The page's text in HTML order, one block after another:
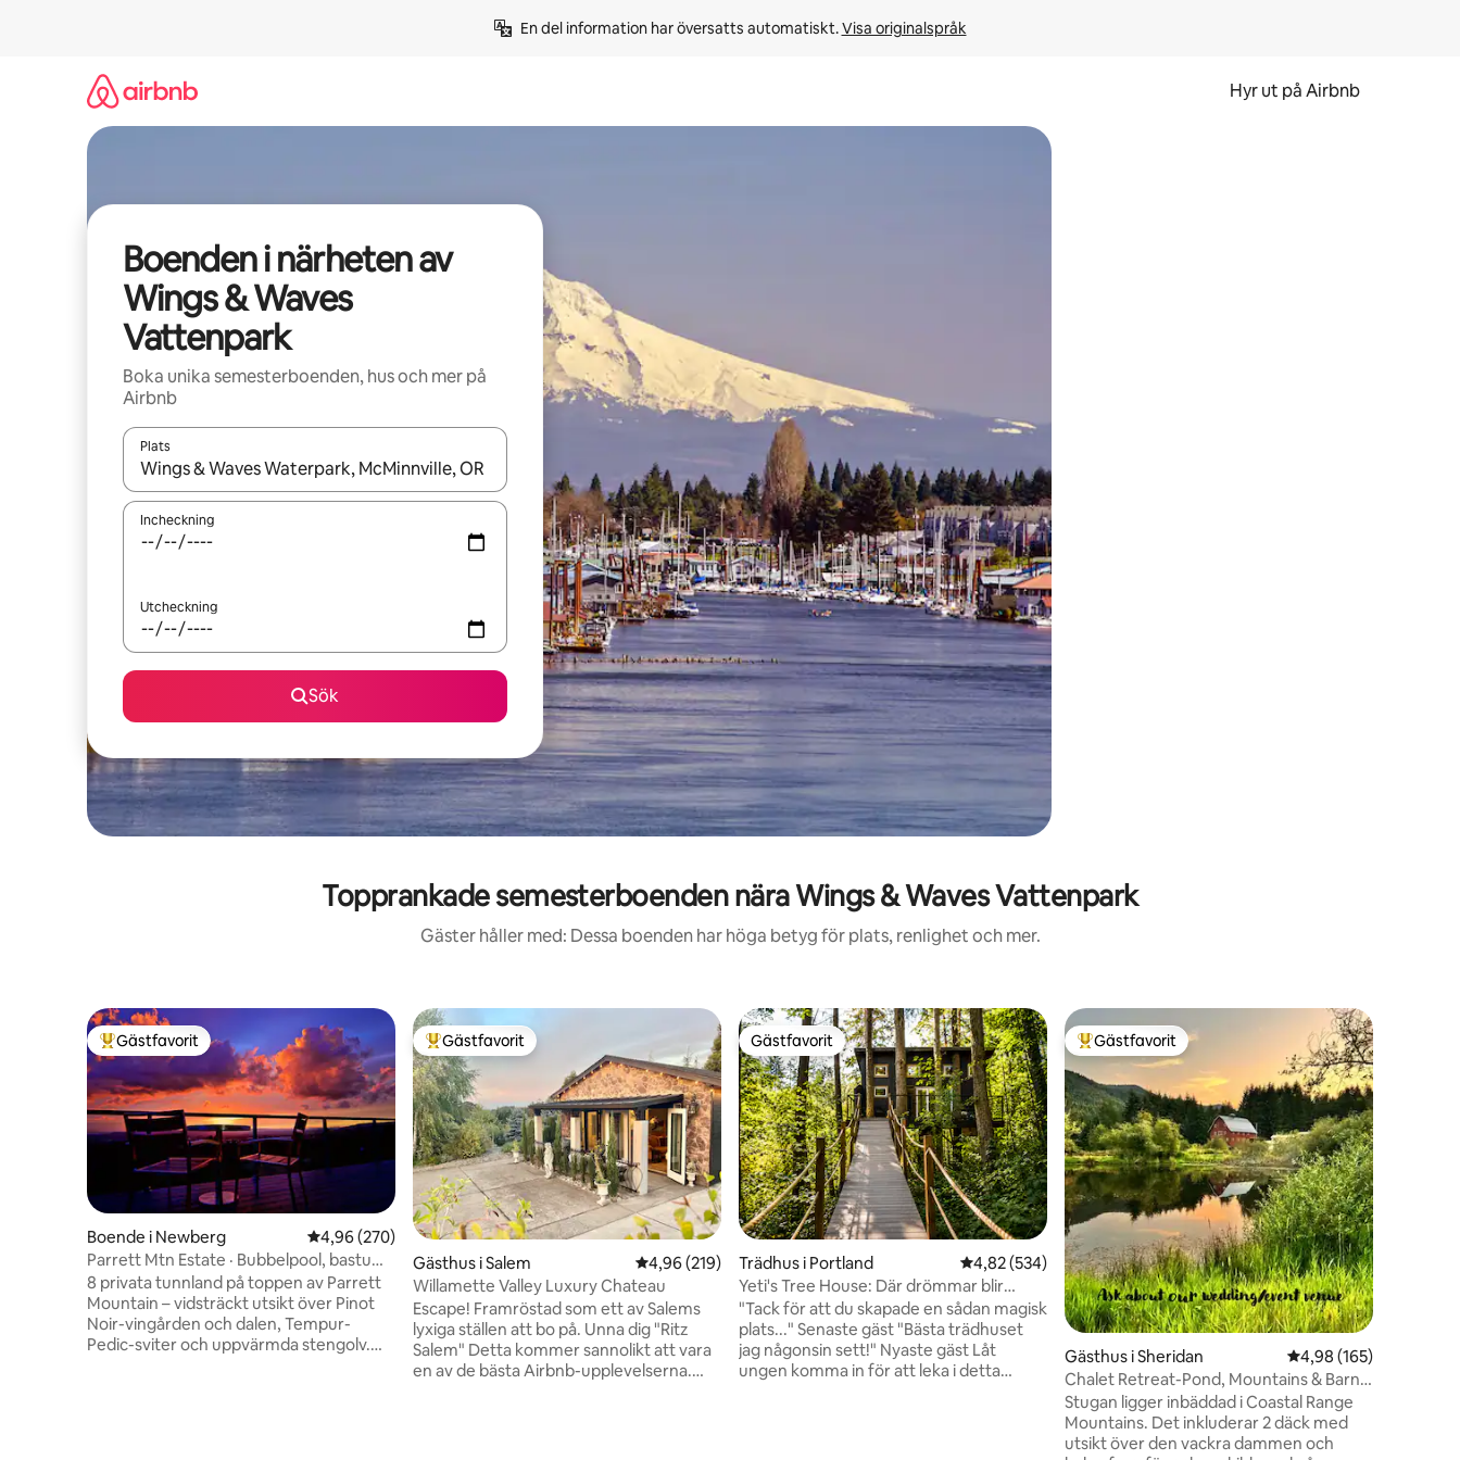
En del information har översatts automatiskt. Visa originalspråk
Hyr ut på Airbnb
Boenden i närheten av
Wings & Waves
Vattenpark
Boka unika semesterboenden, hus och mer på
Airbnb
Plats
När resultaten är tillgängliga kan du navigera med upp- och nedåtpilarna eller utforska genom att trycka eller svepa.
Incheckning
Utcheckning
Sök
Topprankade semesterboenden nära Wings & Waves Vattenpark
Gäster håller med: Dessa boenden har höga betyg för plats, renlighet och mer.
Populär gästfavorit
Gästfavorit
Boende i Newberg 4,96 av 5 i genomsnittligt betyg, 270 omdömen
4,96 (270)
Parrett Mtn Estate · Bubbelpool, bastu
och utsikt över dalen
8 privata tunnland på toppen av Parrett
Mountain – vidsträckt utsikt över Pinot
Noir-vingården och dalen, Tempur-
Pedic-sviter och uppvärmda stengolv.
Populär gästfavorit
Gästfavorit
Gästhus i Salem 4,96 av 5 i genomsnittligt betyg, 219 omdömen
4,96 (219)
Willamette Valley Luxury Chateau
Escape! Framröstad som ett av Salems
lyxiga ställen att bo på. Unna dig "Ritz
Salem" Detta kommer sannolikt att vara
en av de bästa Airbnb-upplevelserna.
Gästfavorit
Gästfavorit
Trädhus i Portland 4,82 av 5 i genomsnittligt betyg, 534 omdömen
4,82 (534)
Yeti's Tree House: Där drömmar blir
sanna
"Tack för att du skapade en sådan magisk
plats..." Senaste gäst "Bästa trädhuset
jag någonsin sett!" Nyaste gäst Låt
ungen komma in för att leka i detta
Populär gästfavorit
Gästfavorit
Gästhus i Sheridan 4,98 av 5 i
4,98 (165)
Chalet Retreat-Pond, Mountains & Barn
View
Stugan ligger inbäddad i Coastal Range
Mountains. Det inkluderar 2 däck med
utsikt över den vackra dammen och